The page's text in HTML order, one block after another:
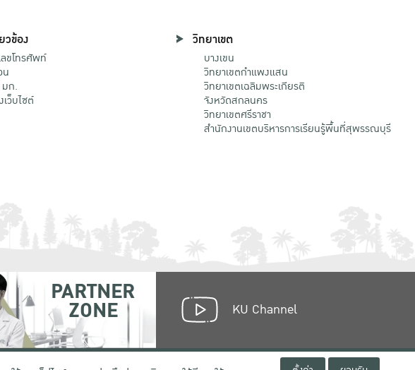
วข้อง
ขโทรศัพท์
น
ก.
ว็บไซต์
วิทยาเขต
บางเขน
วิทยาเขตกําแพงแสน
วิทยาเขตเฉลิมพระเกียรติ
จังหวัดสกลนคร
วิทยาเขตศรีราชา
สำนักงานเขตบริหารการเรียนรู้พื้นที่สุพรรณบุรี
PARTNER
ZONE KU Channel